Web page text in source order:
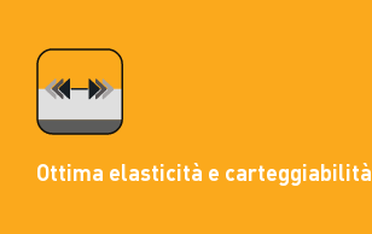
Ottima elasticità e carteggiabilità